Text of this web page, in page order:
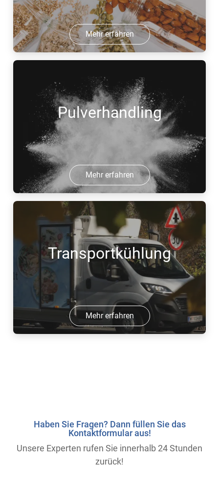
Mehr erfahren
Pulverhandling
Mehr erfahren
Transportkühlung
Mehr erfahren
Haben Sie Fragen? Dann füllen Sie das
Kontaktformular aus!
Unsere Experten rufen Sie innerhalb 24 Stunden
zurück!